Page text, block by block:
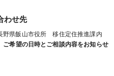
わせ先
野県飯山市役所 移住定住推進課内
ご希望の日時とご相談内容をお知らせ